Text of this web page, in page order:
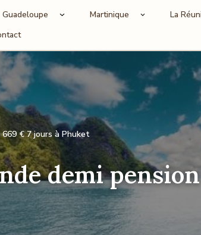
Guadeloupe Martinique La
€ 7 jours à Phuket
demi